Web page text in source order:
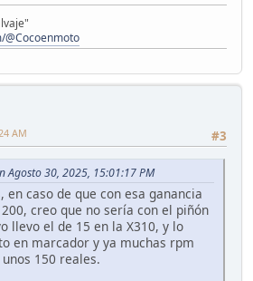
@Cocoenmoto
#3
AM
Agosto 30, 2025, 15:01:17 PM
en caso de que con esa ganancia
creo que no sería con el piñón
llevo el de 15 en la X310, y lo
en marcador y ya muchas rpm
150 reales.